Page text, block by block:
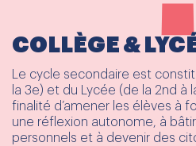
COLLÈGE &
Le cycle secondaire est
la 3e) et du Lycée (de la 2nd à
finalité d’amener les élèves à
une réflexion autonome, à
personnels et à devenir des